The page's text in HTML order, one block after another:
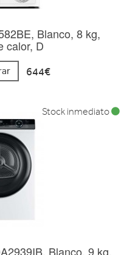
Blanco, 8 kg,
calor, D
644€
Blanco, 9 kg,
Stock inmediato